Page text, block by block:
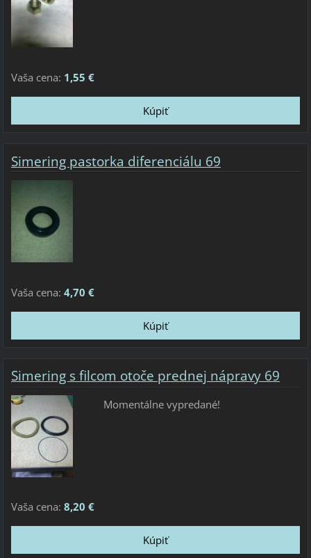
Vaša cena: 1,55 €
Simering pastorka diferenciálu 69
Vaša cena: 4,70 €
Simering s filcom otoče prednej nápravy 69
Momentálne vypredané!
Vaša cena: 8,20 €